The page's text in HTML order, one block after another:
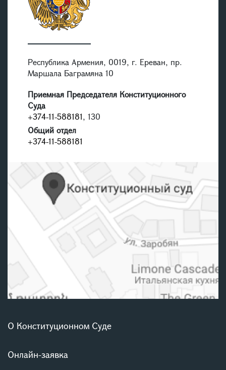
Республика Армения, 0019, г. Ереван, пр.
Маршала Баграмяна 10
Приемная Председателя Конституционного
Суда
+374-11-588181, 130
Общий отдел
+374-11-588181
О Конституционном Суде
Онлайн-заявка